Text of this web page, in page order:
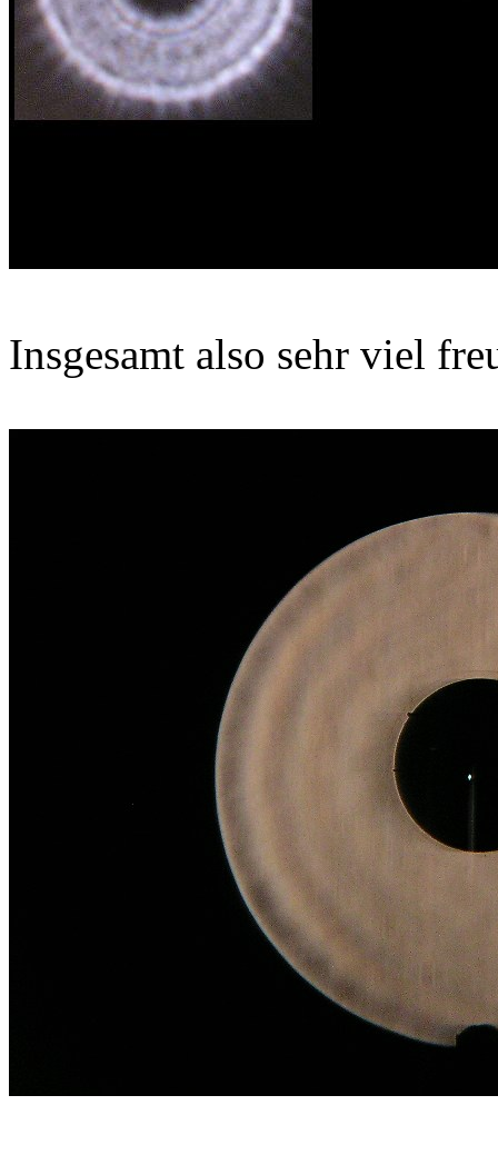
Insgesamt also sehr viel